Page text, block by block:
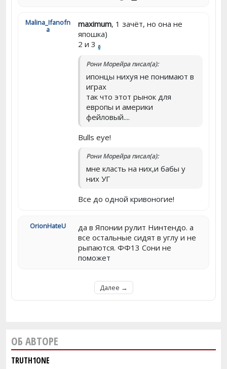
Malina_Ifanofn
a
maximum, 1 зачёт, но она не
япошка)
2 и 3
Рони Морейра писал(а):
ипонцы нихуя не понимают в
играх
так что этот рынок для
европы и америки
фейловый....
Bulls eye!
Рони Морейра писал(а):
мне класть на них,и бабы у
них УГ
Все до одной кривоногие!
OrionHateU
да в Японии рулит Нинтендо. а
все остальные сидят в углу и не
рыпаются. ФФ13 Сони не
поможет
Далее →
ОБ АВТОРЕ
TRUTH1ONE